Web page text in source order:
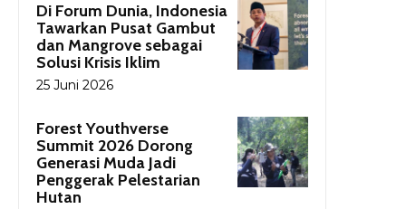
Di Forum Dunia, Indonesia
Tawarkan Pusat Gambut
dan Mangrove sebagai
Solusi Krisis Iklim
25 Juni 2026
Forest Youthverse
Summit 2026 Dorong
Generasi Muda Jadi
Penggerak Pelestarian
Hutan